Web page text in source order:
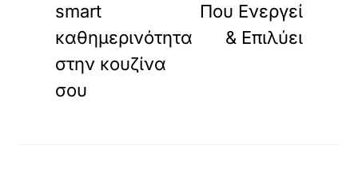
smart
καθημερινότητα
στην κουζίνα
σου
Που Ενεργεί
& Επιλύει